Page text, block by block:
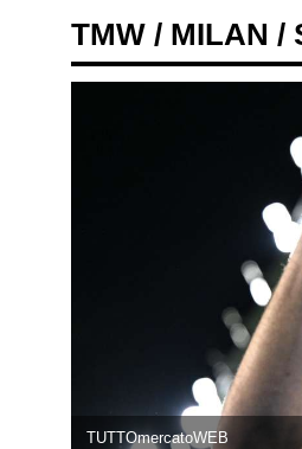
TMW / MILAN /
TUTTOmercatoWEB